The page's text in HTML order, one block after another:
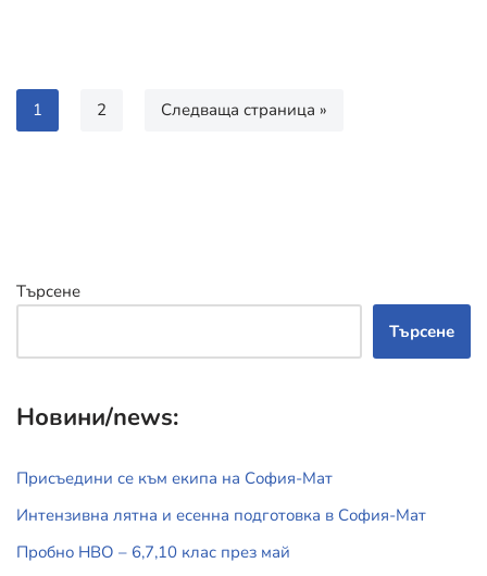
1 2 Следваща страница »
Търсене
Търсене
Новини/news:
Присъедини се към екипа на София-Мат
Интензивна лятна и есенна подготовка в София-Мат
Пробно НВО – 6,7,10 клас през май